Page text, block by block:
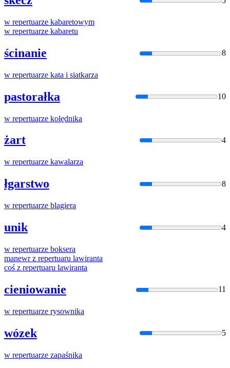
w repertuarze kabaretowym
w repertuarze kabaretu
ścinanie 8
w repertuarze kata i siatkarza
pastorałka 10
w repertuarze kolędnika
żart 4
w repertuarze kawalarza
łgarstwo 8
w repertuarze blagiera
unik 4
w repertuarze boksera
manewr z repertuaru lawiranta
coś z repertuaru lawiranta
cieniowanie 11
w repertuarze rysownika
wózek 5
w repertuarze zapaśnika